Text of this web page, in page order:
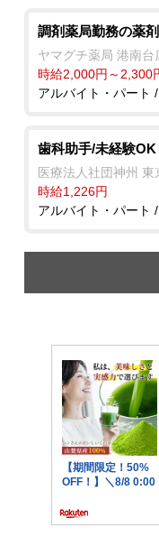
調剤薬局勤務の薬
ヤマグチ薬局 港南台
時給2,000円～2,300
アルバイト・パート
歯科助手/未経験
医療法人社団神州
時給1,226円
アルバイト・パート